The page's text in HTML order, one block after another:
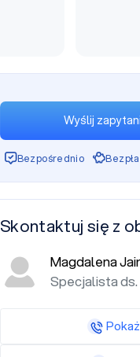
Wyślij
Bezpośrednio
Skontaktuj się z
Magdalena
Specjalista